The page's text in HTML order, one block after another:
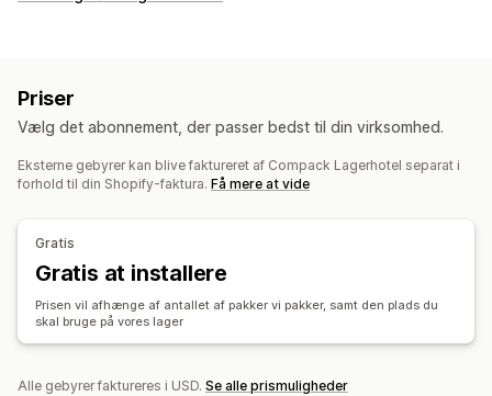
Priser
Vælg det abonnement, der passer bedst til din virksomhed.
Eksterne gebyrer kan blive faktureret af Compack Lagerhotel separat i
forhold til din Shopify-faktura. Få mere at vide
Gratis
Gratis at installere
Prisen vil afhænge af antallet af pakker vi pakker, samt den plads du
skal bruge på vores lager
Alle gebyrer faktureres i USD. Se alle prismuligheder